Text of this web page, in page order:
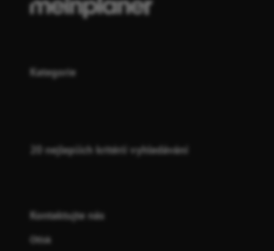
Kategorie
20 nejlepších kritérií vyhledávání
Kontaktujte nás
Otisk